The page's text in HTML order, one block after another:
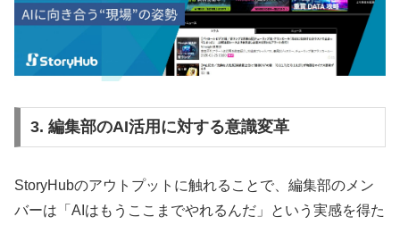
3. 編集部のAI活用に対する意識変革
StoryHubのアウトプットに触れることで、編集部のメン
バーは「AIはもうここまでやれるんだ」という実感を得た